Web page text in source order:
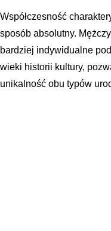
Współczesność
sposób absolutny.
bardziej indywidualne
wieki historii kultury,
unikalność obu typów